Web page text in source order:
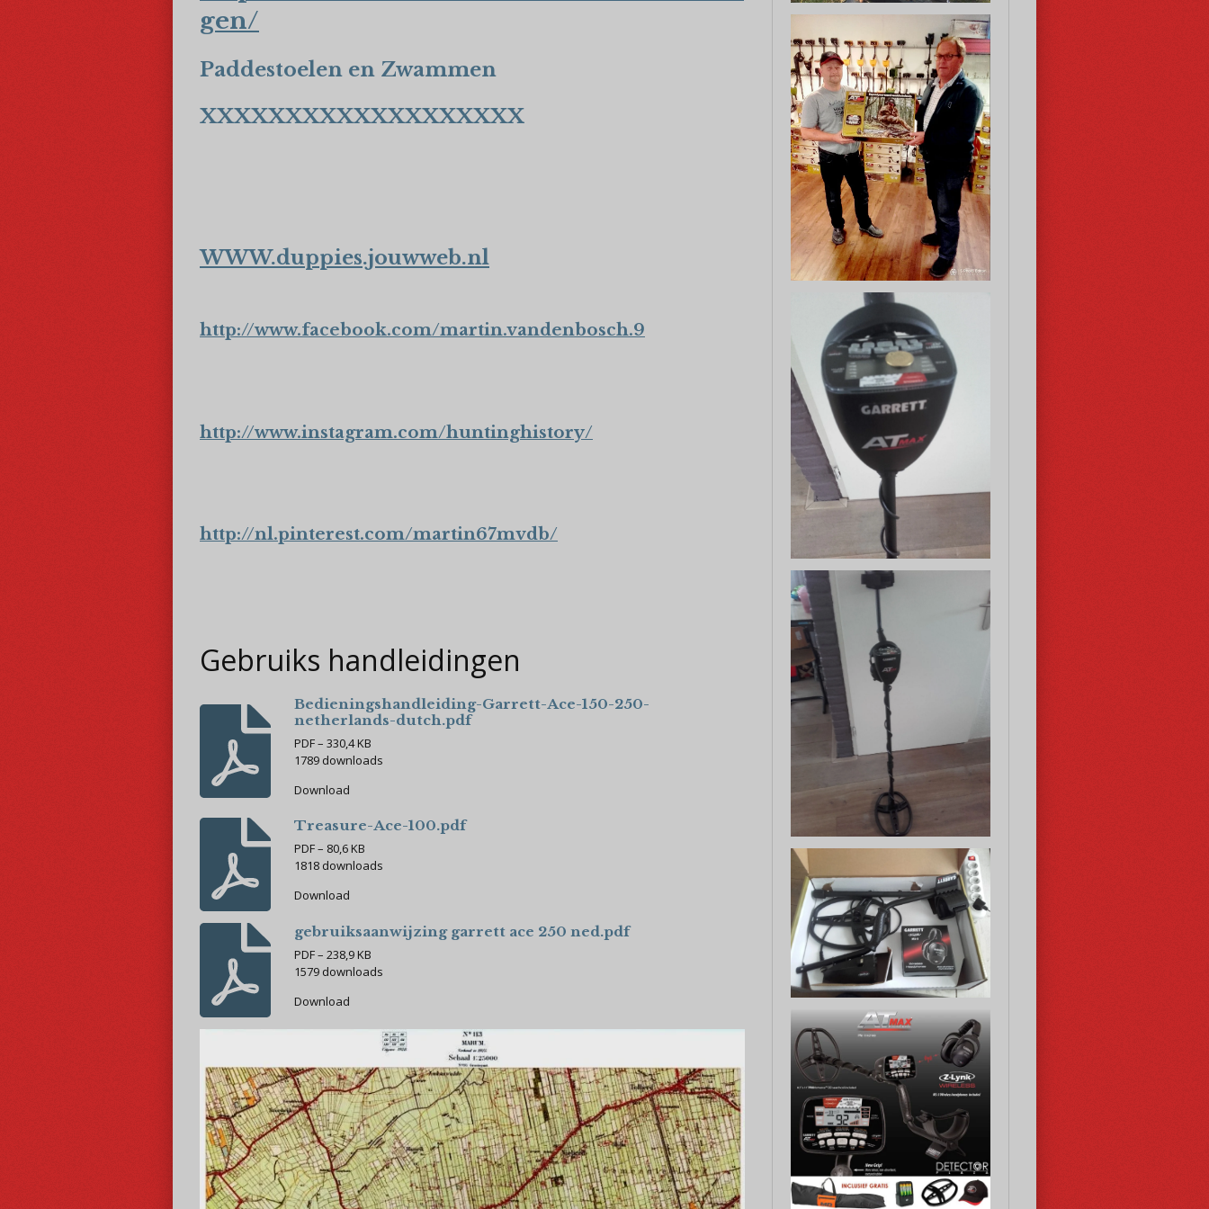
gen/
Paddestoelen en Zwammen
XXXXXXXXXXXXXXXXXXX
WWW.duppies.jouwweb.nl
http://www.facebook.com/martin.vandenbosch.9
http://www.instagram.com/huntinghistory/
http://nl.pinterest.com/martin67mvdb/
Gebruiks handleidingen
Bedieningshandleiding-Garrett-Ace-150-250-
netherlands-dutch.pdf
PDF – 330,4 KB
1789 downloads
Download
Treasure-Ace-100.pdf
PDF – 80,6 KB
1818 downloads
Download
gebruiksaanwijzing garrett ace 250 ned.pdf
PDF – 238,9 KB
1579 downloads
Download
t
e
r
r
e
n